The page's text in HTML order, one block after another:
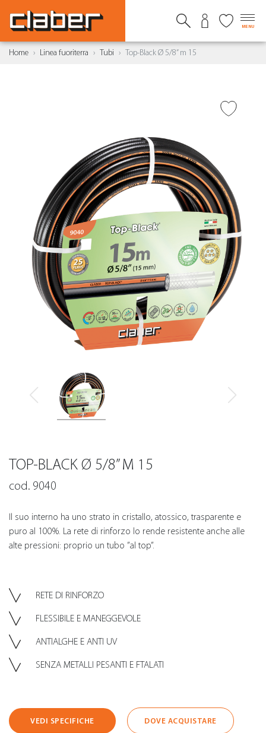
MENU
Home Linea fuoriterra Tubi Top-Black Ø 5/8” m 15
TOP-BLACK Ø 5/8” M 15
cod. 9040
Il suo interno ha uno strato in cristallo, atossico, trasparente e
puro al 100%. La rete di rinforzo lo rende resistente anche alle
alte pressioni: proprio un tubo ”al top”.
RETE DI RINFORZO
FLESSIBILE E MANEGGEVOLE
ANTIALGHE E ANTI UV
SENZA METALLI PESANTI E FTALATI
VEDI SPECIFICHE DOVE ACQUISTARE